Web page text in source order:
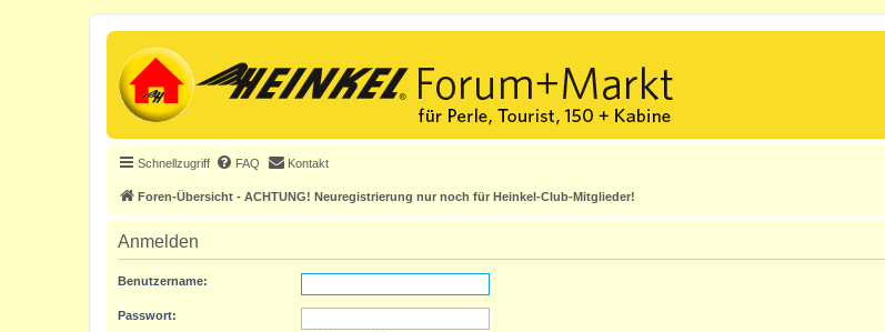
Schnellzugriff FAQ Kontakt
Foren-Übersicht - ACHTUNG! Neuregistrierung nur noch für Heinkel-Club-Mitglieder!
Anmelden
Benutzername:
Passwort: